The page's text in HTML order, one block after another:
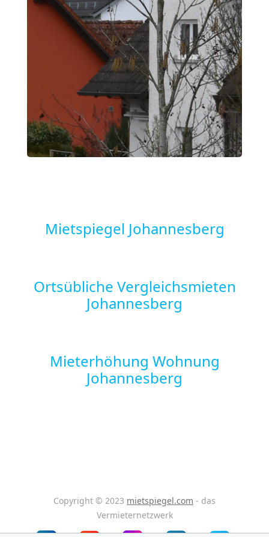
Mietspiegel Johannesberg
Ortsübliche Vergleichsmieten
Johannesberg
Mieterhöhung Wohnung
Johannesberg
Copyright © 2023 mietspiegel.com - das
Vermieternetzwerk